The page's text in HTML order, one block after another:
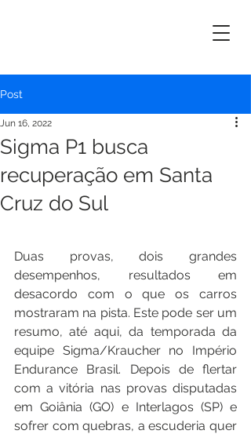
Post
Sigma P1 busca
recuperação em Santa
Cruz do Sul
Jun 16, 2022
Duas provas, dois grandes
desempenhos, resultados em
desacordo com o que os carros
mostraram na pista. Este pode ser um
resumo, até aqui, da temporada da
equipe Sigma/Kraucher no Império
Endurance Brasil. Depois de flertar
com a vitória nas provas disputadas
em Goiânia (GO) e Interlagos (SP) e
sofrer com quebras, a escuderia quer